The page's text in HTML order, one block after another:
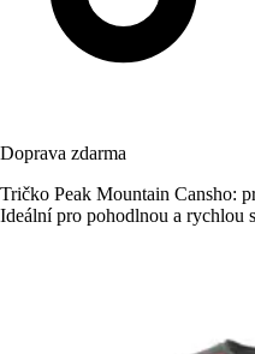
Doprava zdarma
Tričko Peak Mountain Cansho:
Ideální pro pohodlnou a rychlou